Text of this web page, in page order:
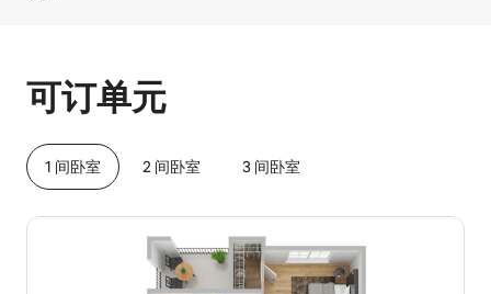
可订单元
1 间卧室 2 间卧室 3 间卧室